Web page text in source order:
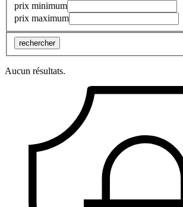
prix minimum
prix maximum
rechercher
Aucun résultats.